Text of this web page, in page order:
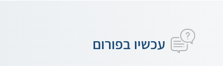
עכשיו בפורום